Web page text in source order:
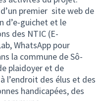
premier site web de
d’e-guichet et le
des NTIC (E-
WhatsApp pour
la commune de Sô-
plaidoyer et de
l’endroit des élus et des
handicapées, des